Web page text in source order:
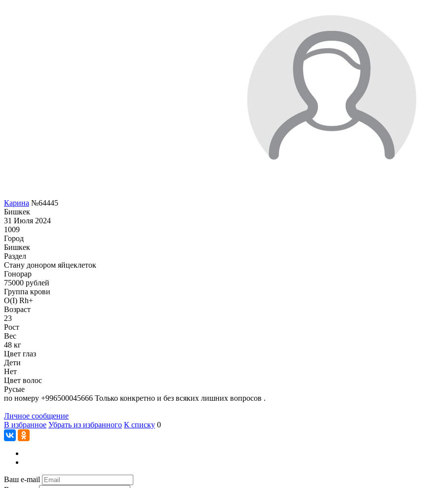
Карина №64445
Бишкек
31 Июля 2024
1009
Город
Бишкек
Раздел
Стану донором яйцеклеток
Гонoрар
75000 рублей
Группа крови
O(I) Rh+
Возраст
23
Рост
Вес
48 кг
Цвет глаз
Дети
Нет
Цвет волос
Русые
по номеру +996500045666 Только конкретно и без всяких лишних вопросов .
Личное сообщение
В избранное Убрать из избранного К списку 0
Ваш e-mail